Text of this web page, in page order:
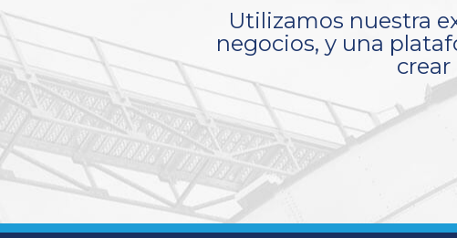
Utilizamos nuestra
negocios, y una